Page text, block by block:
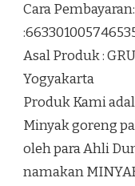
Cara
Asal Produk :
Yogyakarta
Produk Kami
Minyak goreng
oleh para Ahli
namakan